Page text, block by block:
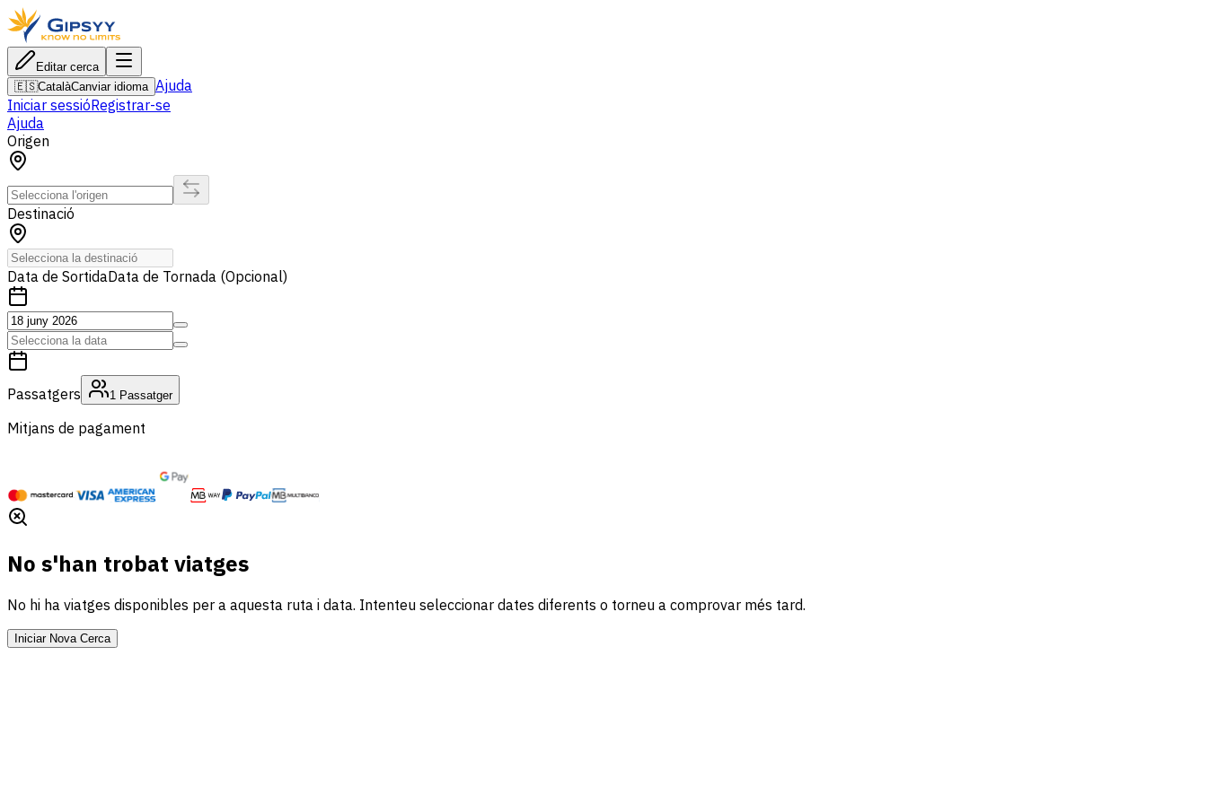
Editar cerca
🇪🇸CatalàCanviar idioma Ajuda
Iniciar sessióRegistrar-se
Ajuda
Origen
Destinació
Data de SortidaData de Tornada (Opcional)
Passatgers 1 Passatger
Mitjans de pagament
No s'han trobat viatges
No hi ha viatges disponibles per a aquesta ruta i data. Intenteu seleccionar dates diferents o torneu a comprovar més tard.
Iniciar Nova Cerca